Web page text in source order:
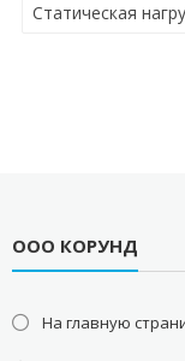
Статическая
ООО КОРУНД
На главную